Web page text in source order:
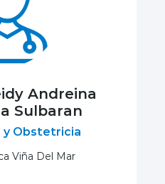
Andreina
Sulbaran
y Obstetricia
Viña Del Mar